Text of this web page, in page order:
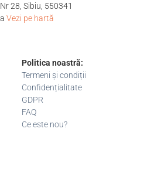
28, Sibiu, 550341
Vezi pe hartă
Politica noastră:
Termeni și condiții
Confidențialitate
GDPR
FAQ
Ce este nou?